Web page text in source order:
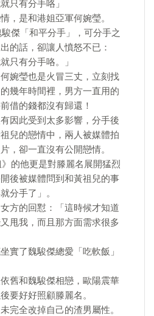
只有分手咯」
，是和港姐亞軍何婉瑩。
傑「和平分手」，可分手之
的話，卻讓人憤怒不已：
只有分手咯。」
婉瑩也是火冒三丈，立刻找
幾年時間裡，男方一直用的
借的錢都沒有歸還！
因此受到太多影響，分手後
兒的戀情中，兩人被媒體拍
，卻一直沒有公開戀情。
的他更是對滕麗名展開猛烈
後被媒體問到和黃祖兒的事
分手了」。
方的回懟：「這時候才知道
甩我，而且那方面需求很多
實了魏駿傑總愛「吃軟飯」
舊和魏駿傑相戀，歐陽震華
要好好照顧滕麗名。
完全改掉自己的渣男屬性。